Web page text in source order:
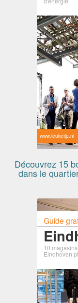
www.leuketip.nl
Découvrez 15
dans le
Guide
10
Eindhoven